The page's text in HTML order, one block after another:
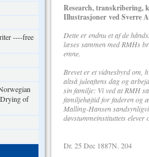
----free
Drying of
Research, transkribering,
Illustrasjoner ved Sverre
Dette er endnu et af de
læses sammen med RMHs
emne.
Brevet er et vidnesbyrd om,
altså juleaftens dag og
sin familje: Vi ved at RMH
familjehøjtid for faderen og
Malling-Hansen
døvstummeinstituttets
Dr. 25 Dec 1887N. 204